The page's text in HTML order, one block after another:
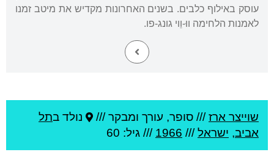
עוסק באילוף כלבים. בשנים האחרונות מקדיש את מיטב זמנו
לאמנות הלחימה ווּ-וֵוי גונג-פו.
שוייצר ארז/// סופר, עורך ומבקר /// נולד בתל
אביב, ישראל///
1966 /// גיל: 60